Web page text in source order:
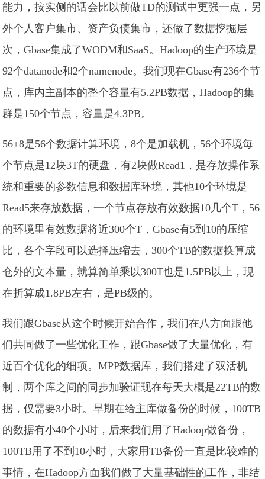
能力，按实侧的话会比以前做TD的测试中更强一点，另
外个人客户集市、资产负债集市，还做了数据挖掘层
次，Gbase集成了WODM和SaaS。Hadoop的生产环境是
92个datanode和2个namenode。我们现在Gbase有236个节
点，库内主副本的整个容量有5.2PB数据，Hadoop的集
群是150个节点，容量是4.3PB。
56+8是56个数据计算环境，8个是加载机，56个环境每
个节点是12块3T的硬盘，有2块做Read1，是存放操作系
统和重要的参数信息和数据库环境，其他10个环境是
Read5来存放数据，一个节点存放有效数据10几个T，56
的环境里有效数据将近300个T，Gbase有5到10的压缩
比，各个字段可以选择压缩去，300个TB的数据换算成
仓外的文本量，就算简单乘以300T也是1.5PB以上，现
在折算成1.8PB左右，是PB级的。
我们跟Gbase从这个时候开始合作，我们在八方面跟他
们共同做了一些优化工作，跟Gbase做了大量优化，有
近百个优化的细项。MPP数据库，我们搭建了双活机
制，两个库之间的同步加验证现在每天大概是22TB的数
据，仅需要3小时。早期在给主库做备份的时候，100TB
的数据有小40个小时，后来我们用了Hadoop做备份，
100TB用了不到10小时，大家用TB备份一直是比较难的
事情，在Hadoop方面我们做了大量基础性的工作，非结